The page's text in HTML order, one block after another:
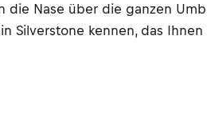
Nase über die ganzen
Silverstone kennen, das